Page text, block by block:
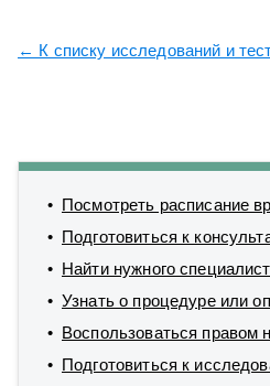
← К списку исследований и
Посмотреть расписание
Подготовиться к
Найти нужного
Узнать о процедуре или
Воспользоваться правом
Подготовиться к